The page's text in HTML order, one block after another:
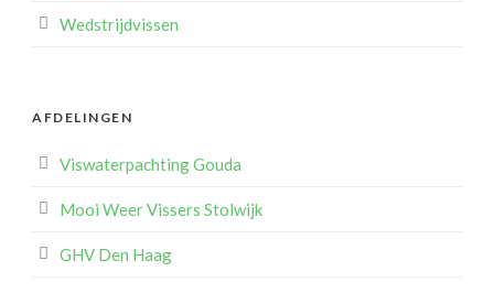
Wedstrijdvissen
AFDELINGEN
Viswaterpachting Gouda
Mooi Weer Vissers Stolwijk
GHV Den Haag